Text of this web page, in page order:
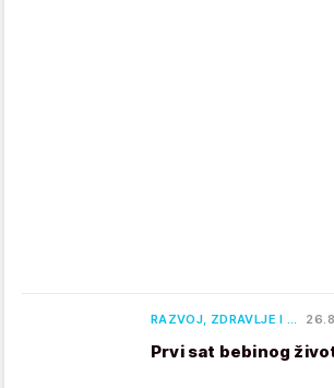
RAZVOJ, ZDRAVLJE I …
Prvi sat bebinog